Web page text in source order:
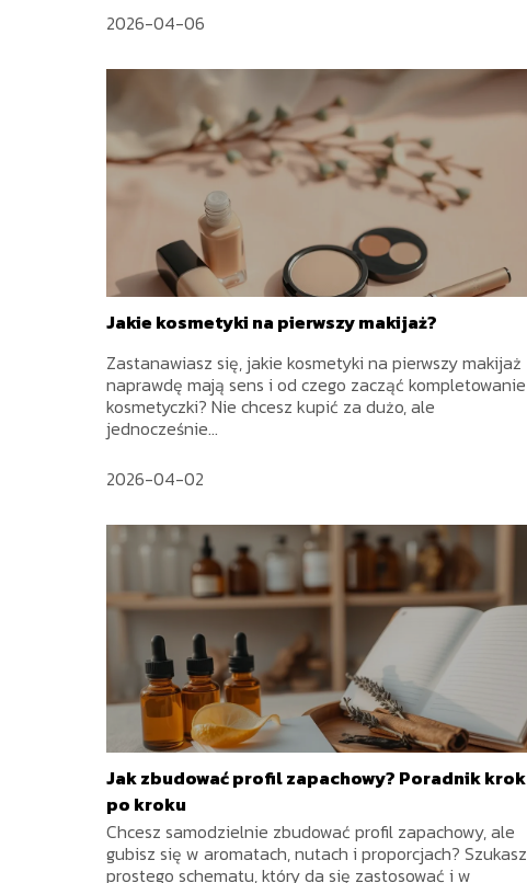
2026-04-06
Jakie kosmetyki na pierwszy makijaż?
Zastanawiasz się, jakie kosmetyki na pierwszy makijaż
naprawdę mają sens i od czego zacząć kompletowanie
kosmetyczki? Nie chcesz kupić za dużo, ale
jednocześnie...
2026-04-02
Jak zbudować profil zapachowy? Poradnik krok
po kroku
Chcesz samodzielnie zbudować profil zapachowy, ale
gubisz się w aromatach, nutach i proporcjach? Szukasz
prostego schematu, który da się zastosować i w